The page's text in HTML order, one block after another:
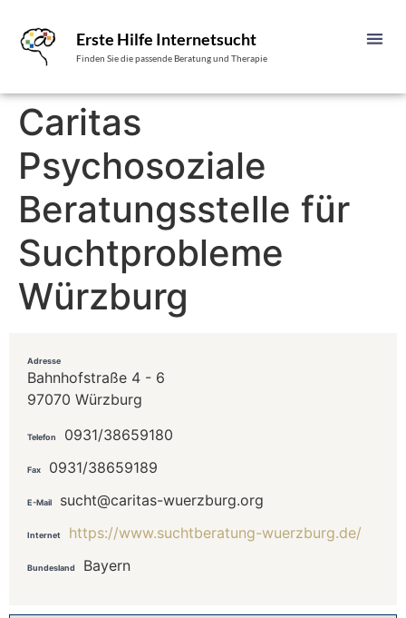
Erste Hilfe Internetsucht
Finden Sie die passende Beratung und Therapie
Caritas
Psychosoziale
Beratungsstelle für
Suchtprobleme
Würzburg
Adresse
Bahnhofstraße 4 - 6
97070 Würzburg
Telefon 0931/38659180
Fax 0931/38659189
E-Mail sucht@caritas-wuerzburg.org
Internet https://www.suchtberatung-wuerzburg.de/
Bundesland Bayern